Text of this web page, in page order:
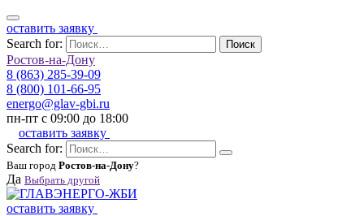
оставить заявку
Search for:
Поиск
Ростов-на-Дону
8 (863) 285-39-09
8 (800) 101-66-95
energo@glav-gbi.ru
пн-пт с 09:00 до 18:00
оставить заявку
Search for:
Ваш город Ростов-на-Дону?
Да Выбрать другой
оставить заявку